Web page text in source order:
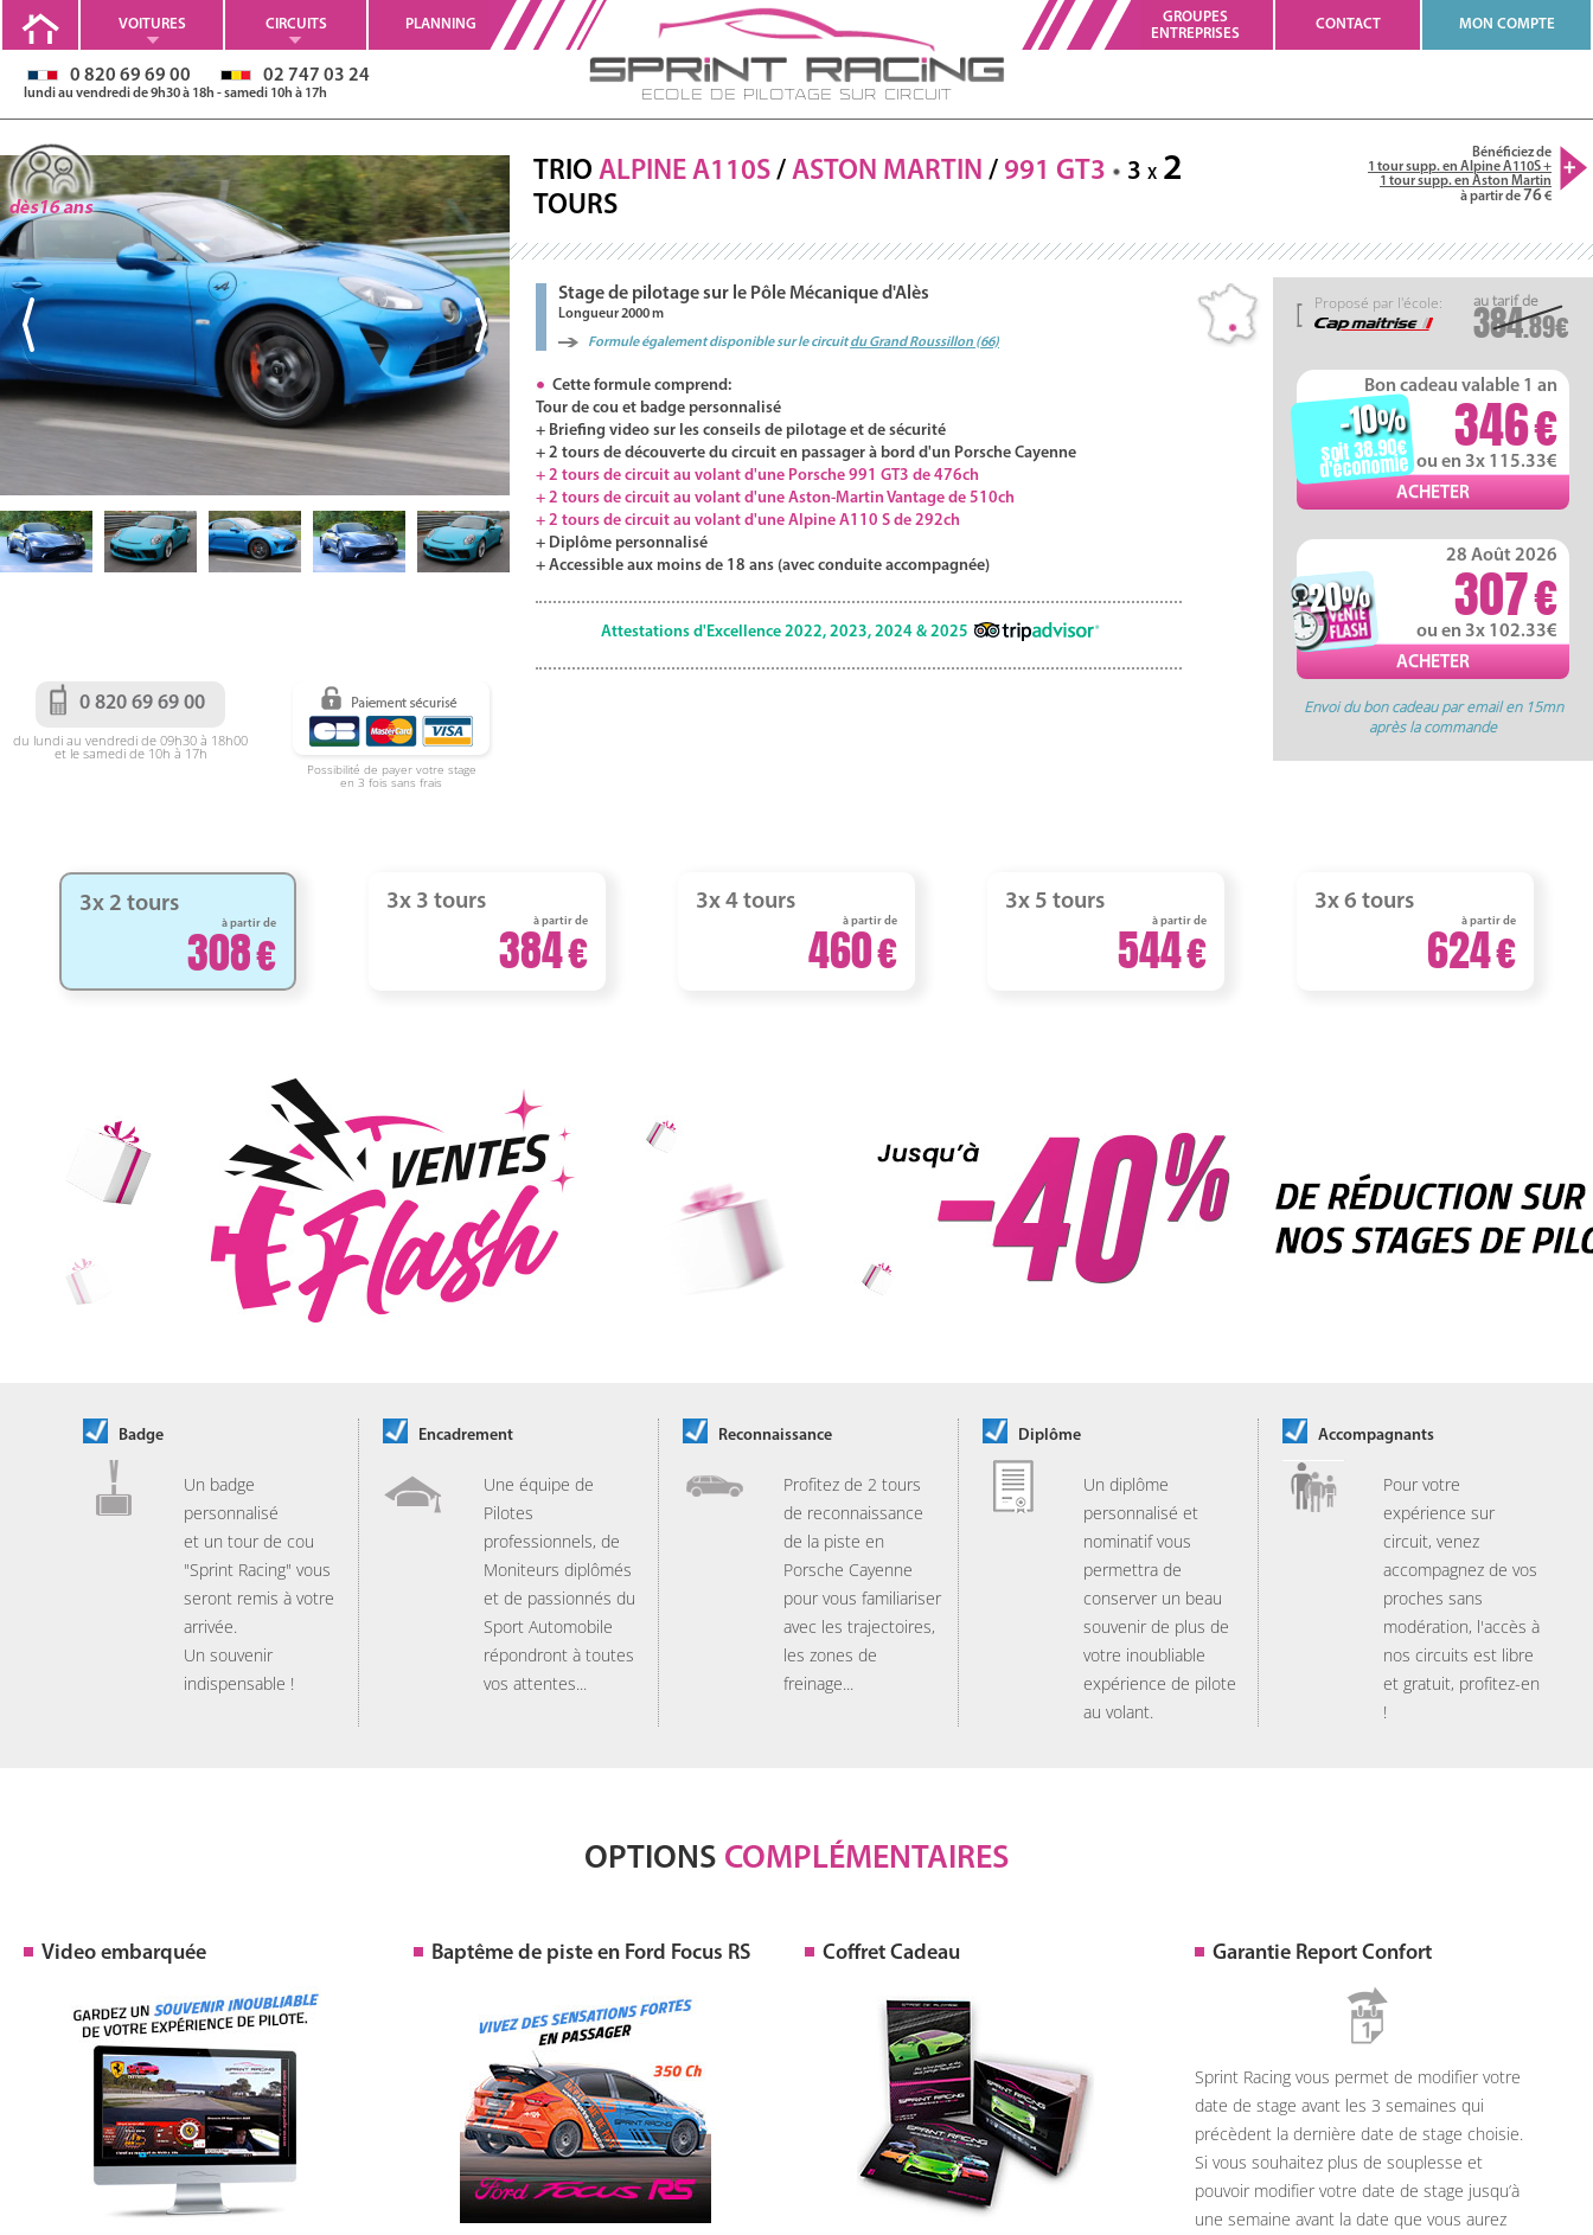
Ecole de Pilotage sur Circuit
VOITURES CIRCUITS PLANNING
GROUPES
ENTREPRISES
CONTACT MON COMPTE
0 820 69 69 00 02 747 03 24
lundi au vendredi de 9h30 à 18h - samedi 10h à 17h
Bénéficiez de
1 tour supp. en Alpine A110S +
1 tour supp. en Aston Martin
à partir de 76
TRIO ALPINE A110S / ASTON MARTIN / 991 GT3 3 X 2
TOURS
384.89
Proposé par l'école:
Bon cadeau valable 1 an
346
ou en 3x 115.33
-10%
soit 38.90
d'économie
28 Août 2026
307
ou en 3x 102.33
-20%
Envoi du bon cadeau par email en 15mn
après la commande
Stage de pilotage sur le Pôle Mécanique d'Alès
Longueur 2000 m
Formule également disponible sur le circuitdu Grand Roussillon (66)
Cette formule comprend:
Tour de cou et badge personnalisé
+ Briefing video sur les conseils de pilotage et de sécurité
+ 2 tours de découverte du circuit en passager à bord d'un Porsche Cayenne
+ 2 tours de circuit au volant d'une Porsche 991 GT3 de 476ch
+ 2 tours de circuit au volant d'une Aston-Martin Vantage de 510ch
+ 2 tours de circuit au volant d'une Alpine A110 S de 292ch
+ Diplôme personnalisé
+ Accessible aux moins de 18 ans (avec conduite accompagnée)
Attestations d'Excellence 2022, 2023, 2024 & 2025
0 820 69 69 00
du lundi au vendredi de 09h30 à 18h00
et le samedi de 10h à 17h
Possibilité de payer votre stage
en 3 fois sans frais
3x 2 tours
à partir de
308
3x 3 tours
à partir de
384
3x 4 tours
à partir de
460
3x 5 tours
à partir de
544
3x 6 tours
à partir de
624
Badge
Un badge
personnalisé
et un tour de cou
"Sprint Racing" vous
seront remis à votre
arrivée.
Un souvenir
indispensable !
Encadrement
Une équipe de
Pilotes
professionnels, de
Moniteurs diplômés
et de passionnés du
Sport Automobile
répondront à toutes
vos attentes...
Reconnaissance
Profitez de 2 tours
de reconnaissance
de la piste en
Porsche Cayenne
pour vous familiariser
avec les trajectoires,
les zones de
freinage...
Diplôme
Un diplôme
personnalisé et
nominatif vous
permettra de
conserver un beau
souvenir de plus de
votre inoubliable
expérience de pilote
au volant.
Accompagnants
Pour votre
expérience sur
circuit, venez
accompagnez de vos
proches sans
modération, l'accès à
nos circuits est libre
et gratuit, profitez-en
!
OPTIONS COMPLÉMENTAIRES
Video embarquée Baptême de piste en Ford Focus RS Coffret Cadeau Garantie Report Confort
Sprint Racing vous permet de modifier votre
date de stage avant les 3 semaines qui
précèdent la dernière date de stage choisie.
Si vous souhaitez plus de souplesse et
pouvoir modifier votre date de stage jusqu’à
une semaine avant la date que vous aurez